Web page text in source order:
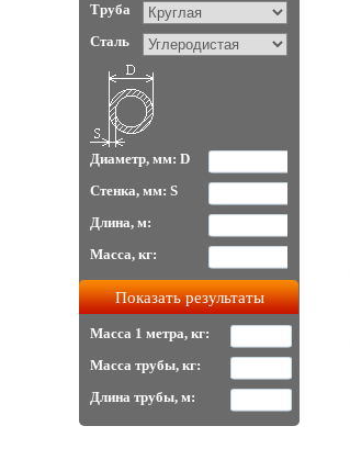
Труба
Сталь
Диаметр, мм: D
Стенка, мм: S
Длина, м:
Масса, кг:
Масса 1 метра, кг:
Масса трубы, кг:
Длина трубы, м: